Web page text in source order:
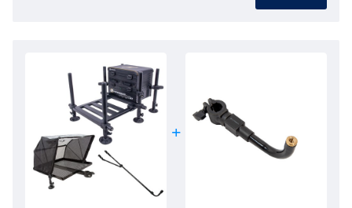
- Offre une stabilité maximale pendant la pêche !
Desserte avec couvercle pour station Ultimate
- Desserte couverte
- Dimensions : 40×40cm, 60×45cm
- Pied entièrement réglable inclus comme support supplémentaire
- Pied équipé d’un pied soucoupe
- Adaptateurs inclus ronds, 30mm et 26mm
- Permet de garder les appâts toujours à l’abri du soleil et de la pluie